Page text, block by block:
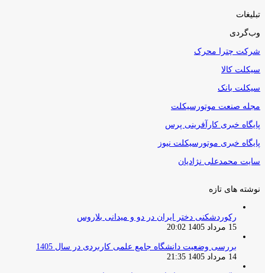
تبلیغات
وب‌گردی
شرکت چترا محرک
سیکلت کالا
سیکلت بانک
مجله صنعت موتورسیکلت
پایگاه خبری کارآفرینی پرس
پایگاه خبری موتورسیکلت نیوز
سایت محمدعلی نژادیان
نوشته های تازه
رکوردشکنی دختر ایران در دو و میدانی بلاروس
15 مرداد 1405 20:02
بررسی وضعیت دانشگاه جامع علمی کاربردی در سال 1405
14 مرداد 1405 21:35